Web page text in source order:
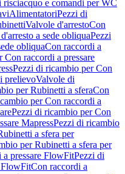
risciacquo e comandi per WC
AlimentatoriPezzi di
Valvole d'arrestoCon
a sede obliquaPezzi
obliquaCon raccordi a
raccordi a pressare
Pezzi di ricambio per Con
prelievoValvole di
per Rubinetti a sferaCon
per Con raccordi a
Pezzi di ricambio per Con
MapressPezzi di ricambio
a sfera per
per Rubinetti a sfera per
a pressare FlowFitPezzi di
FlowFitCon raccordi a